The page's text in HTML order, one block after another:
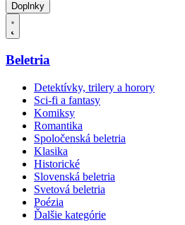
Doplnky
Beletria
Detektívky, trilery a horory
Sci-fi a fantasy
Komiksy
Romantika
Spoločenská beletria
Klasika
Historické
Slovenská beletria
Svetová beletria
Poézia
Ďalšie kategórie